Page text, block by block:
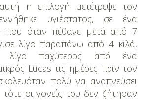
η επιλογή μετέτρεψε τον
υγιέστατος, σε ένα
που όταν πέθανε μετά από 7
λίγο παραπάνω από 4 κιλά,
λίγο παχύτερος από ένα
Lucas τις ημέρες πριν τον
πολύ να αναπνεύσει
οι γονείς του δεν ζήτησαν